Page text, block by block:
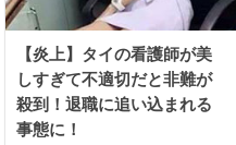
【炎上】タイの看護師が美
しすぎて不適切だと非難が
殺到！退職に追い込まれる
事態に！